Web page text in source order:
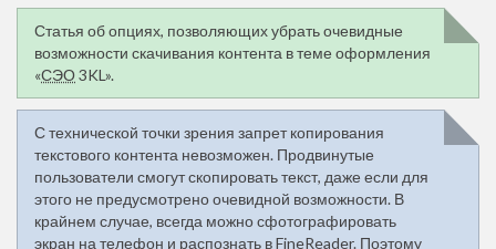
Статья об опциях, позволяющих убрать очевидные
возможности скачивания контента в теме оформления
«СЭО3KL».
С технической точки зрения запрет копирования
текстового контента невозможен. Продвинутые
пользователи смогут скопировать текст, даже если для
этого не предусмотрено очевидной возможности. В
крайнем случае, всегда можно сфотографировать
экран на телефон и распознать в FineReader. Поэтому